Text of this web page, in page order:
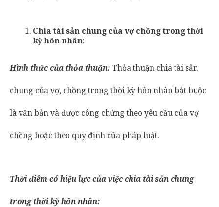
Chia tài sản chung của vợ chồng trong thời
kỳ hôn nhân:
Hình thức của thỏa thuận: Thỏa thuận chia tài sản
chung của vợ, chồng trong thời kỳ hôn nhân bắt buộc
là văn bản và được công chứng theo yêu cầu của vợ
chồng hoặc theo quy định của pháp luật.
Thời điêm có hiệu lực của việc chia tài sản chung
trong thời kỳ hôn nhân: